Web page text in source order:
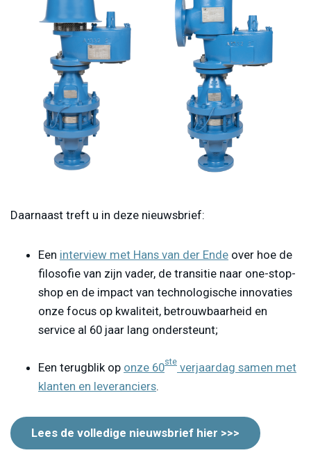
Daarnaast treft u in deze nieuwsbrief:
Een interview met Hans van der Ende over hoe de
filosofie van zijn vader, de transitie naar one-stop-
shop en de impact van technologische innovaties
onze focus op kwaliteit, betrouwbaarheid en
service al 60 jaar lang ondersteunt;
Een terugblik op onze 60ste verjaardag samen met
klanten en leveranciers.
Lees de volledige nieuwsbrief hier >>>